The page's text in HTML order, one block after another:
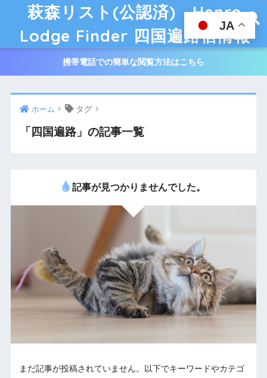
萩森リスト(公認済) Henro
Lodge Finder 四国遍路宿情報
携帯電話での簡単な閲覧方法はこちら
ホーム タグ
「四国遍路」の記事一覧
記事が見つかりませんでした。
まだ記事が投稿されていません。以下でキーワードやカテゴ
JA